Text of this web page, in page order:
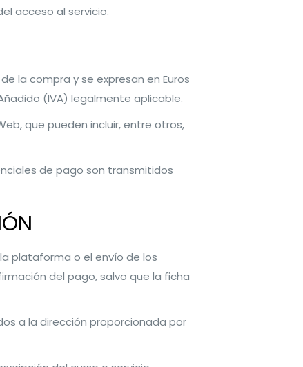
acceso al servicio.
la compra y se expresan en Euros
(IVA) legalmente aplicable.
que pueden incluir, entre otros,
de pago son transmitidos
plataforma o el envío de los
del pago, salvo que la ficha
a la dirección proporcionada por